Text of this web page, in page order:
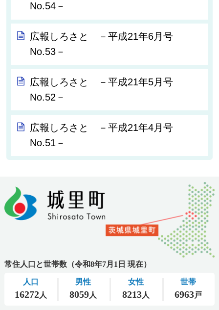
No.54－
広報しろさと －平成21年6月号
No.53－
広報しろさと －平成21年5月号
No.52－
広報しろさと －平成21年4月号
No.51－